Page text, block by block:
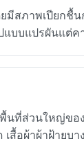
มีสภาพเปียกชื้น
บบแปรผันแต่ค
นที่ส่วนใหญ่ขอ
อผ้าผ้าฝ้ายบาง